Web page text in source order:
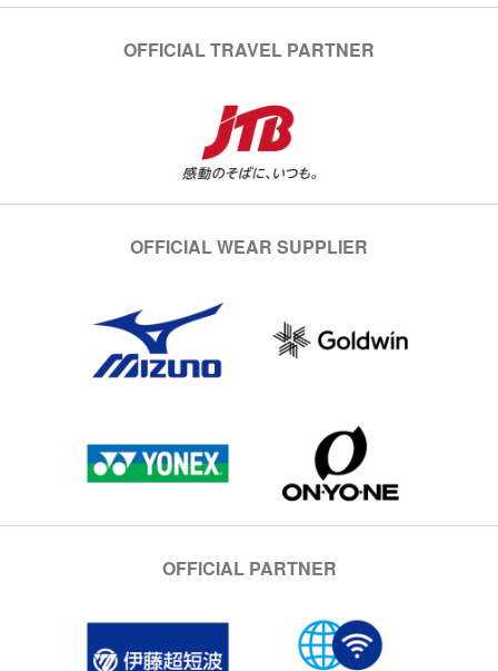
OFFICIAL TRAVEL PARTNER
OFFICIAL WEAR SUPPLIER
OFFICIAL PARTNER